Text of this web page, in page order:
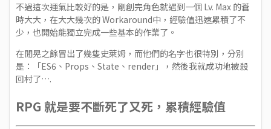
不過這次運氣比較好的是，剛創完角色就遇到一個 Lv. Max 的蒼
時大大，在大大幾次的 Workaround中，經驗值迅速累積了不
少，也開始能獨立完成一些基本的作業了。
在閒晃之餘冒出了幾隻史萊姆，而他們的名字也很特別，分別
是：「ES6、Props、State、render」，然後我就成功地被殺
回村了….
RPG 就是要不斷死了又死，累積經驗值